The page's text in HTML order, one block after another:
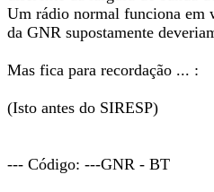
Um rádio normal funciona em
da GNR supostamente
Mas fica para recordação ... :
(Isto antes do SIRESP)
--- Código: ---GNR - BT